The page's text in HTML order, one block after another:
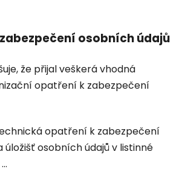
osobních údajů
že přijal veškerá vhodná
opatření k zabezpečení
opatření k zabezpečení
úložišť osobních údajů v listinné